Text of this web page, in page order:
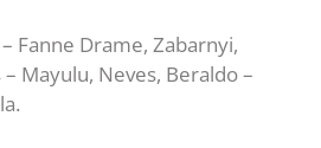
Fanne Drame, Zabarnyi,
Mayulu, Neves, Beraldo –